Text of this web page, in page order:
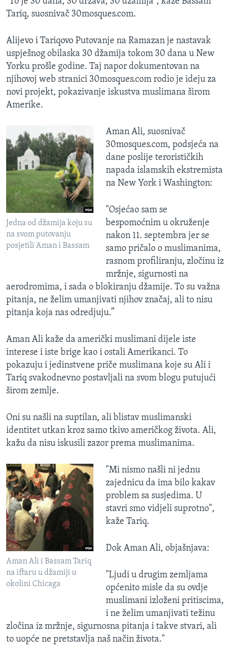
Tariq, suosnivač 30mosques.com.
Alijevo i Tariqovo Putovanje na Ramazan je nastavak
uspješnog obilaska 30 džamija tokom 30 dana u New
Yorku prošle godine. Taj napor dokumentovan na
njihovoj web stranici 30mosques.com rodio je ideju za
novi projekt, pokazivanje iskustva muslimana širom
Amerike.
Jedna od džamija koju su
na svom putovanju
posjetili Aman i Bassam
Aman Ali, suosnivač
30mosques.com, podsjeća na
dane poslije terorističkih
napada islamskih ekstremista
na New York i Washington:
"Osjećao sam se
bespomoćnim u okruženje
nakon 11. septembra jer se
samo pričalo o muslimanima,
rasnom profiliranju, zločinu iz
mržnje, sigurnosti na
aerodromima, i sada o blokiranju džamije. To su važna
pitanja, ne želim umanjivati njihov značaj, ali to nisu
pitanja koja nas odredjuju.”
Aman Ali kaže da američki muslimani dijele iste
interese i iste brige kao i ostali Amerikanci. To
pokazuju i jedinstvene priče muslimana koje su Ali i
Tariq svakodnevno postavljali na svom blogu putujući
širom zemlje.
Oni su našli na suptilan, ali blistav muslimanski
identitet utkan kroz samo tkivo američkog života. Ali,
kažu da nisu iskusili zazor prema muslimanima.
Aman Ali i Bassam Tariq
na iftaru u džamiji u
okolini Chicaga
"Mi nismo našli ni jednu
zajednicu da ima bilo kakav
problem sa susjedima. U
stavri smo vidjeli suprotno",
kaže Tariq.
Dok Aman Ali, objašnjava:
"Ljudi u drugim zemljama
općenito misle da su ovdje
muslimani izloženi pritiscima,
i ne želim umanjivati težinu
zločina iz mržnje, sigurnosna pitanja i takve stvari, ali
to uopće ne pretstavlja naš način života."